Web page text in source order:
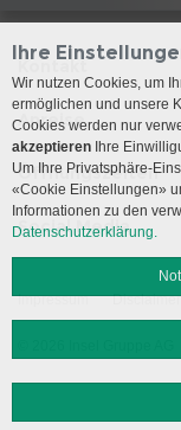
Kontakt
Anreise
Öffnungszeiten
Social Media
Impressum Disclaimer
Ihre
Wir nutzen Cookies, um
ermöglichen und unsere
Cookies werden nur
akzeptieren Ihre
Um Ihre Privatsphäre-
«Cookie Einstellungen»
Informationen zu den
Datenschutzerklärung.